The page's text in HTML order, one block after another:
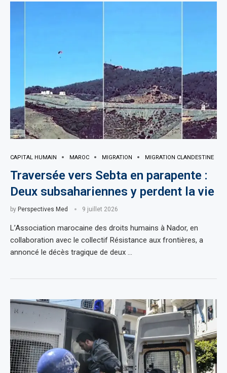
CAPITAL HUMAIN MAROC MIGRATION MIGRATION CLANDESTINE
Traversée vers Sebta en parapente :
Deux subsahariennes y perdent la vie
by Perspectives Med 9 juillet 2026
L’Association marocaine des droits humains à Nador, en
collaboration avec le collectif Résistance aux frontières, a
annoncé le décès tragique de deux …